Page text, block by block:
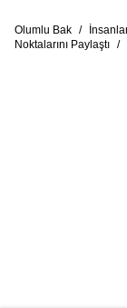
Olumlu Bak /
Noktalarını Paylaştı /